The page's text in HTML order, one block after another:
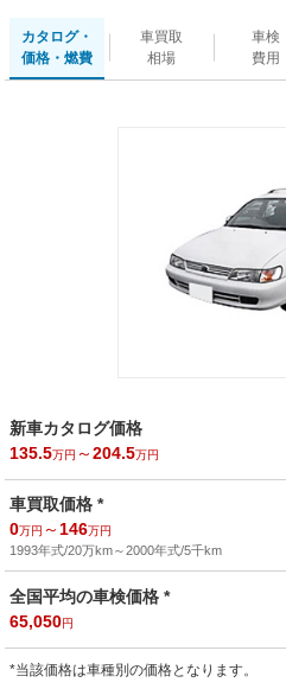
カタログ・
価格・燃費
車買取
相場
車検
費用
新車カタログ価格
135.5万円 ～204.5万円
車買取価格 *
0万円 ～ 146万円
1993年式/20万km～2000年式/5千km
全国平均の車検価格 *
65,050円
*当該価格は車種別の価格となります。